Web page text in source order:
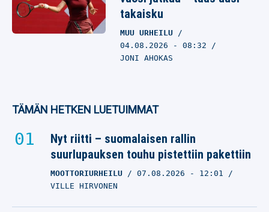
takaisku
MUU URHEILU
04.08.2026 - 08:32
JONI AHOKAS
TÄMÄN HETKEN LUETUIMMAT
Nyt riitti – suomalaisen rallin
suurlupauksen touhu pistettiin pakettiin
MOOTTORIURHEILU 07.08.2026 - 12:01
VILLE HIRVONEN